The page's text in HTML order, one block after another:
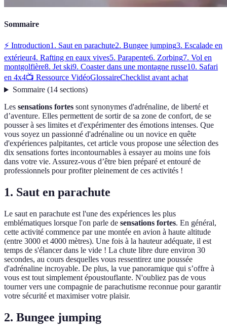
Sommaire
⚡ Introduction1. Saut en parachute2. Bungee jumping3. Escalade en
extérieur4. Rafting en eaux vives5. Parapente6. Zorbing7. Vol en
montgolfière8. Jet ski9. Coaster dans une montagne russe10. Safari
en 4x4📺 Ressource VidéoGlossaireChecklist avant achat
Sommaire(14 sections)
Les sensations fortes sont synonymes d'adrénaline, de liberté et
d’aventure. Elles permettent de sortir de sa zone de confort, de se
pousser à ses limites et d'expérimenter des émotions intenses. Que
vous soyez un passionné d'adrénaline ou un novice en quête
d'expériences palpitantes, cet article vous propose une sélection des
dix sensations fortes incontournables à essayer au moins une fois
dans votre vie. Assurez-vous d’être bien préparé et entouré de
professionnels pour profiter pleinement de ces activités !
1. Saut en parachute
Le saut en parachute est l'une des expériences les plus
emblématiques lorsque l'on parle de sensations fortes. En général,
cette activité commence par une montée en avion à haute altitude
(entre 3000 et 4000 mètres). Une fois à la hauteur adéquate, il est
temps de s'élancer dans le vide ! La chute libre dure environ 30
secondes, au cours desquelles vous ressentirez une poussée
d'adrénaline incroyable. De plus, la vue panoramique qui s’offre à
vous est tout simplement époustouflante. N'oubliez pas de vous
tourner vers une compagnie de parachutisme reconnue pour garantir
votre sécurité et maximiser votre plaisir.
2. Bungee jumping